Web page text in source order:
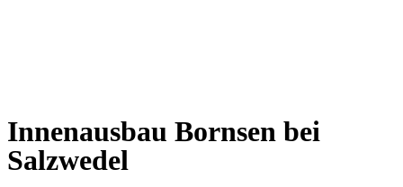
Innenausbau Bornsen bei
Salzwedel